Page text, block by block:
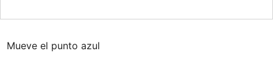
Mueve el punto azul